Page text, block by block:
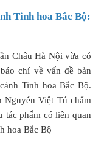
Tinh hoa Bắc Bộ:
Châu Hà Nội vừa có
chí về vấn đề bản
Tinh hoa Bắc Bộ.
Nguyễn Việt Tú chấm
tác phẩm có liên quan
hoa Bắc Bộ